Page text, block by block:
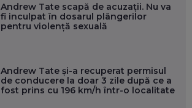
Andrew Tate scapă de acuzații. Nu va
fi inculpat în dosarul plângerilor
pentru violență sexuală
Andrew Tate și-a recuperat permisul
de conducere la doar 3 zile după ce a
fost prins cu 196 km/h într-o localitate